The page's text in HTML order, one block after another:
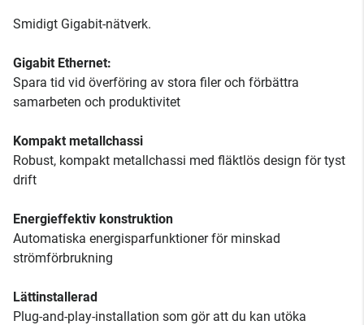
Smidigt Gigabit-nätverk.
Gigabit Ethernet:
Spara tid vid överföring av stora filer och förbättra
samarbeten och produktivitet
Kompakt metallchassi
Robust, kompakt metallchassi med fläktlös design för tyst
drift
Energieffektiv konstruktion
Automatiska energisparfunktioner för minskad
strömförbrukning
Lättinstallerad
Plug-and-play-installation som gör att du kan utöka